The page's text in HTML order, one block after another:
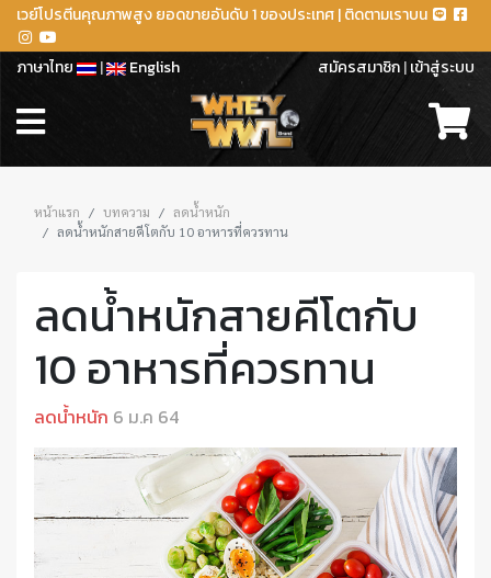
เวย์โปรตีนคุณภาพสูง ยอดขายอันดับ 1 ของประเทศ | ติดตามเราบน
ภาษาไทย | English สมัครสมาชิก|เข้าสู่ระบบ
หน้าแรก บทความ
ลดน้ำหนัก
ลดน้ำหนักสายคีโตกับ 10 อาหารที่ควรทาน
ลดน้ำหนักสายคีโตกับ
10 อาหารที่ควรทาน
ลดน้ำหนัก 6 ม.ค 64